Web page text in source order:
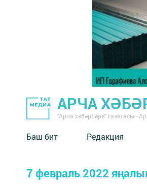
АРЧА
"Арча хәбәрләре" газетасы -
Баш бит Редакция
7 февраль 2022